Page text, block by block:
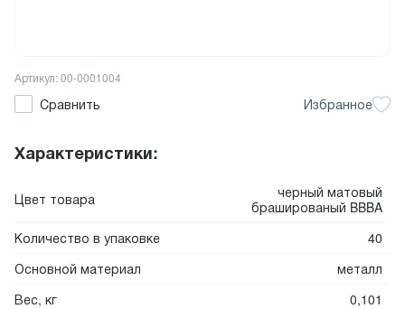
Сравнить Избранное
Артикул: 00-0001004
Характеристики:
Цвет товара
черный матовый
брашированый BBBA
Количество в упаковке
40
Основной материал
металл
Вес, кг
0,101